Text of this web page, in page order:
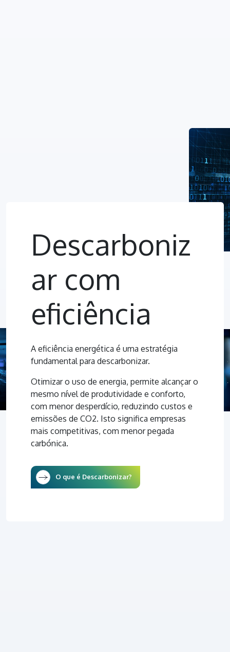
Descarboniz
ar com
eficiência
A eficiência energética é uma estratégia
fundamental para descarbonizar.
Otimizar o uso de energia, permite alcançar o
mesmo nível de produtividade e conforto,
com menor desperdício, reduzindo custos e
emissões de CO2. Isto significa empresas
mais competitivas, com menor pegada
carbónica.
O que é Descarbonizar?